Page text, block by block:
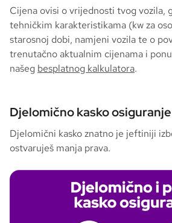
Cijena ovisi o vrijednosti tvog vozila,
tehničkim karakteristikama (kw za
starosnoj dobi, namjeni vozila te o
trenutačno aktualnim cijenama i
našeg besplatnog kalkulatora.
Djelomično kasko osiguranje
Djelomični kasko znatno je jeftiniji
ostvaruješ manja prava.